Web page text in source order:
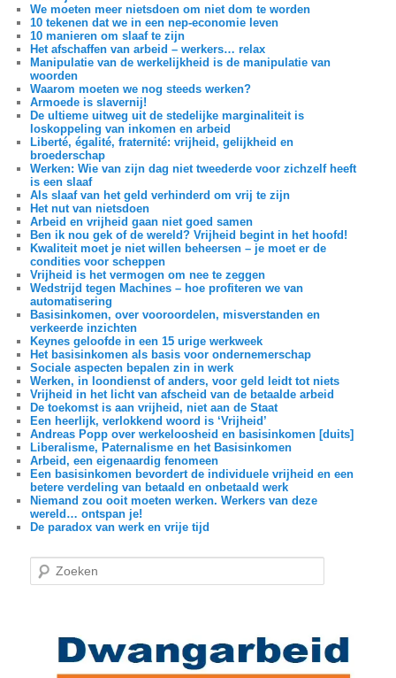
We moeten meer nietsdoen om niet dom te worden
10 tekenen dat we in een nep-economie leven
10 manieren om slaaf te zijn
Het afschaffen van arbeid – werkers… relax
Manipulatie van de werkelijkheid is de manipulatie van
woorden
Waarom moeten we nog steeds werken?
Armoede is slavernij!
De ultieme uitweg uit de stedelijke marginaliteit is
loskoppeling van inkomen en arbeid
Liberté, égalité, fraternité: vrijheid, gelijkheid en
broederschap
Werken: Wie van zijn dag niet tweederde voor zichzelf heeft
is een slaaf
Als slaaf van het geld verhinderd om vrij te zijn
Het nut van nietsdoen
Arbeid en vrijheid gaan niet goed samen
Ben ik nou gek of de wereld? Vrijheid begint in het hoofd!
Kwaliteit moet je niet willen beheersen – je moet er de
condities voor scheppen
Vrijheid is het vermogen om nee te zeggen
Wedstrijd tegen Machines – hoe profiteren we van
automatisering
Basisinkomen, over vooroordelen, misverstanden en
verkeerde inzichten
Keynes geloofde in een 15 urige werkweek
Het basisinkomen als basis voor ondernemerschap
Sociale aspecten bepalen zin in werk
Werken, in loondienst of anders, voor geld leidt tot niets
Vrijheid in het licht van afscheid van de betaalde arbeid
De toekomst is aan vrijheid, niet aan de Staat
Een heerlijk, verlokkend woord is ‘Vrijheid’
Andreas Popp over werkeloosheid en basisinkomen [duits]
Liberalisme, Paternalisme en het Basisinkomen
Arbeid, een eigenaardig fenomeen
Een basisinkomen bevordert de individuele vrijheid en een
betere verdeling van betaald en onbetaald werk
Niemand zou ooit moeten werken. Werkers van deze
wereld… ontspan je!
De paradox van werk en vrije tijd
e